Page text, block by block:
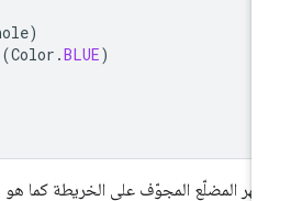
(hole
(Color.BLUE
المضلّع المجوّف على الخريطة كما هو